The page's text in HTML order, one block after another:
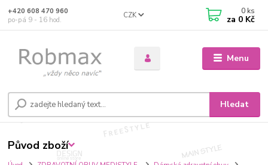
Menu
CZK
Hledat
+420 608 470 960
po-pá 9 - 16 hod.
0 ks
za 0 Kč
Původ zboží